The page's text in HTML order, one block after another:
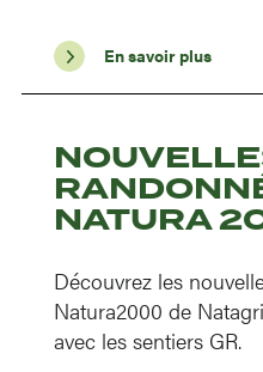
En savoir plus
NATURA
Découvrez les
Natura2000 de
avec les sentiers GR.